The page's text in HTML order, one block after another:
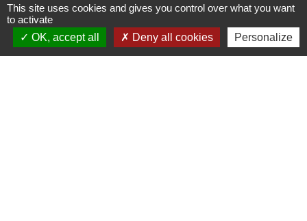
This site uses cookies and gives you control over what you want
to activate
OK, accept all
Deny all cookies Personalize